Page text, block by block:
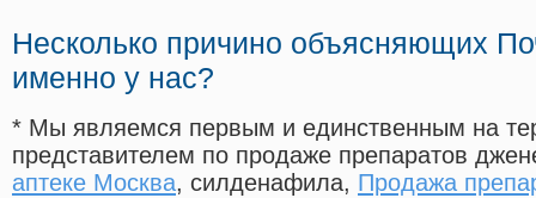
Несколько причино объясняющих
именно у нас?
* Мы являемся первым и единственным на
представителем по продаже препаратов
аптеке Москва, силденафила, Продажа